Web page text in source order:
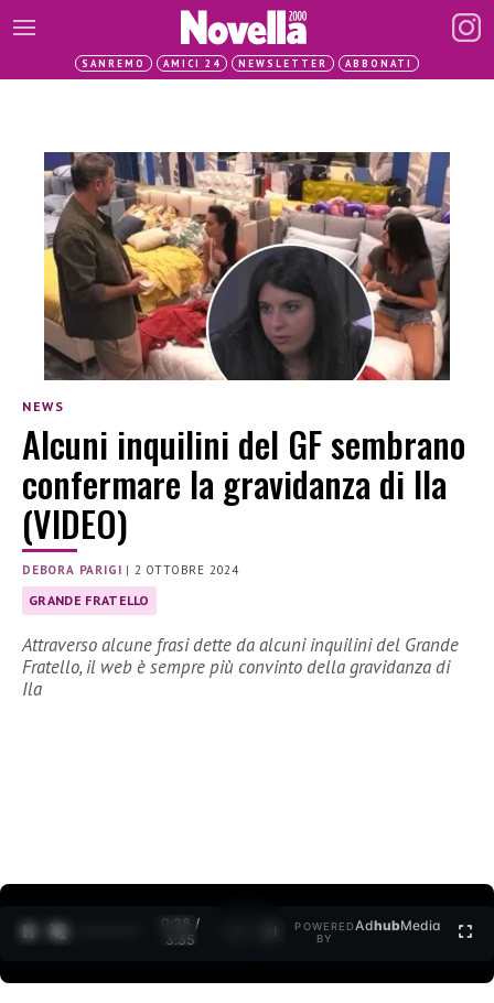
SANREMO AMICI 24 NEWSLETTER ABBONATI
NEWS
Alcuni inquilini del GF sembrano
confermare la gravidanza di Ila
(VIDEO)
DEBORA PARIGI | 2 OTTOBRE 2024
GRANDE FRATELLO
Attraverso alcune frasi dette da alcuni inquilini del Grande
Fratello, il web è sempre più convinto della gravidanza di
Ila
0:30 /
3:35
POWERED
BY
AdhubMedia